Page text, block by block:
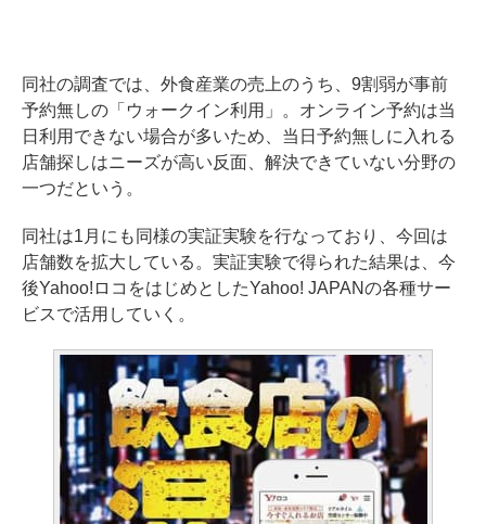
同社の調査では、外食産業の売上のうち、9割弱が事前
予約無しの「ウォークイン利用」。オンライン予約は当
日利用できない場合が多いため、当日予約無しに入れる
店舗探しはニーズが高い反面、解決できていない分野の
一つだという。
同社は1月にも同様の実証実験を行なっており、今回は
店舗数を拡大している。実証実験で得られた結果は、今
後Yahoo!ロコをはじめとしたYahoo! JAPANの各種サー
ビスで活用していく。